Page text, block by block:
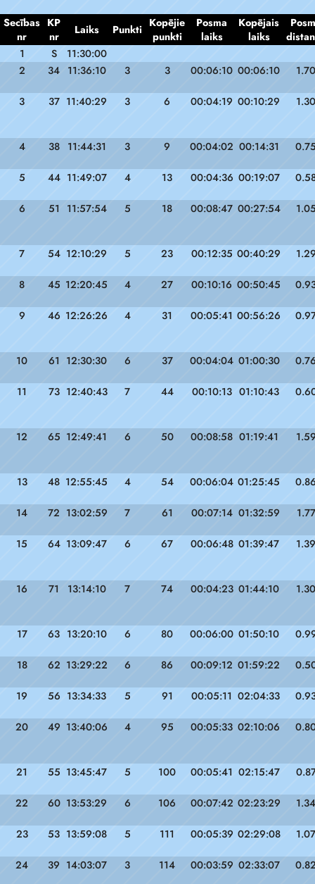
Secības
nr
KP
nr
Laiks Punkti Kopējie
punkti
Posma
laiks
Kopējais
laiks
1
S
11:30:00
2
34 11:36:10 3 3 00:06:10 00:06:10 1.70
3 37 11:40:29 3 6 00:04:19 00:10:29 1.30
4 38 11:44:31 3 9 00:04:02 00:14:31
5 44 11:49:07 4 13 00:04:36 00:19:07
6 51 11:57:54 5 18 00:08:47 00:27:54
7 54 12:10:29 5 23 00:12:35 00:40:29
8 45 12:20:45 4 27 00:10:16 00:50:45
9 46 12:26:26 4 31 00:05:41 00:56:26
10 61 12:30:30 6 37 00:04:04 01:00:30
11 73 12:40:43 7 44 00:10:13 01:10:43
12 65 12:49:41 6 50 00:08:58 01:19:41
13 48 12:55:45 4 54 00:06:04 01:25:45
14 72 13:02:59 7 61 00:07:14 01:32:59 1.77
15 64 13:09:47 6 67 00:06:48 01:39:47 1.39
16 71 13:14:10 7 74 00:04:23 01:44:10 1.30
17 63 13:20:10 6 80 00:06:00 01:50:10
18 62 13:29:22 6 86 00:09:12 01:59:22
19 56 13:34:33 5 91 00:05:11 02:04:33
20 49 13:40:06 4 95 00:05:33 02:10:06
21 55 13:45:47 5 100 00:05:41 02:15:47
22 60 13:53:29 6 106 00:07:42 02:23:29 1.34
23 53 13:59:08 5 111 00:05:39 02:29:08 1.07
24 39 14:03:07 3 114 00:03:59 02:33:07